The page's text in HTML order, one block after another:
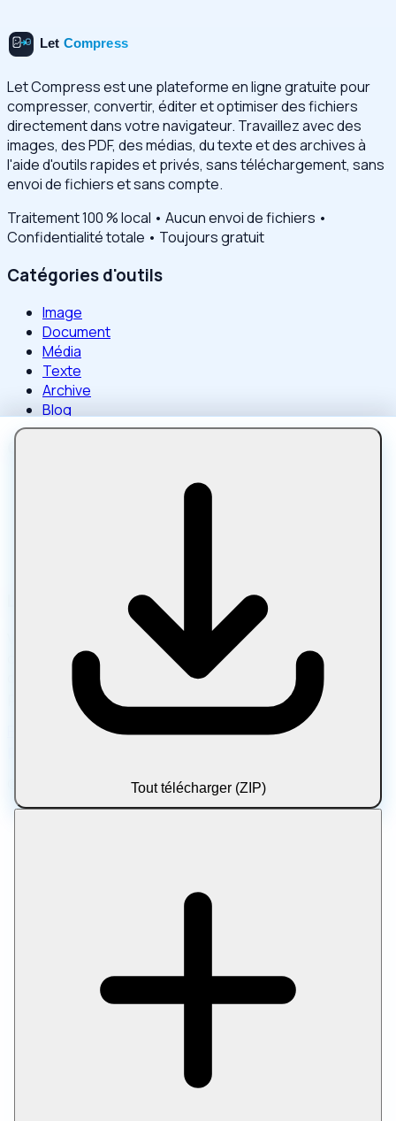
Tout télécharger (ZIP)
Let Compress est une plateforme en ligne gratuite pour
compresser, convertir, éditer et optimiser des fichiers
directement dans votre navigateur. Travaillez avec des
images, des PDF, des médias, du texte et des archives à
l'aide d'outils rapides et privés, sans téléchargement, sans
envoi de fichiers et sans compte.
Traitement 100 % local • Aucun envoi de fichiers •
Confidentialité totale • Toujours gratuit
Catégories d'outils
Image
Document
Média
Texte
Archive
Blog
Compresser une image
Vous cherchez à faire évoluer votre flux de travail de
contenu ? Essayez
SEO outils d'écriture
pour la rédaction
d'articles assistée par AI et l'impression sur la
pageptimisation.
Politique de confidentialitéConditions d'utilisation
© 2026 Let Compress. Tous droits réservés.